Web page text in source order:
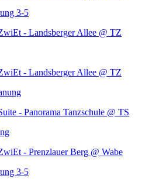
3-5
- Landsberger Allee @ TZ
- Landsberger Allee @ TZ
- Panorama Tanzschule @ TS
- Prenzlauer Berg @ Wabe
3-5